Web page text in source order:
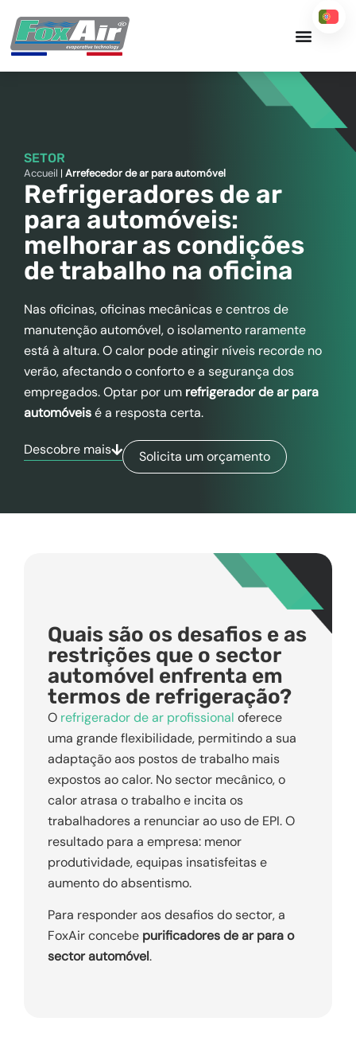
content
SETOR
Accueil | Arrefecedor de ar para automóvel
Refrigeradores de ar
para automóveis:
melhorar as condições
de trabalho na oficina
Nas oficinas, oficinas mecânicas e centros de
manutenção automóvel, o isolamento raramente
está à altura. O calor pode atingir níveis recorde no
verão, afectando o conforto e a segurança dos
empregados. Optar por um refrigerador de ar para
automóveisé a resposta certa.
Descobre mais Solicita um orçamento
Quais são os desafios e as
restrições que o sector
automóvel enfrenta em
termos de refrigeração?
O refrigerador de ar profissional oferece
uma grande flexibilidade, permitindo a sua
adaptação aos postos de trabalho mais
expostos ao calor. No sector mecânico, o
calor atrasa o trabalho e incita os
trabalhadores a renunciar ao uso de EPI. O
resultado para a empresa: menor
produtividade, equipas insatisfeitas e
aumento do absentismo.
Para responder aos desafios do sector, a
FoxAir concebe purificadores de ar para o
sector automóvel.